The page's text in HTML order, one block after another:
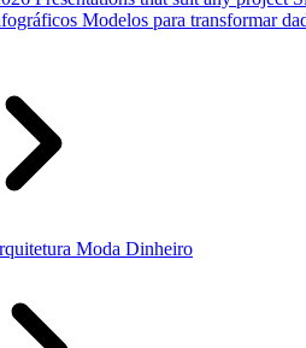
Modelos para transformar
Moda Dinheiro